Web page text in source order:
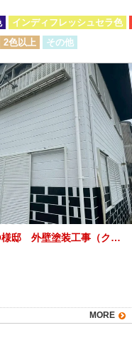
インディフレッシュセラ色
2色以上 その他
【香川県木田郡】O様邸 外壁塗装工事（クリヤー塗装含む）
MORE